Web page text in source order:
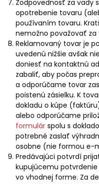
Zodpovednosť za vady
opotrebenie tovaru
používaním tovaru.
nemožno považovať
Reklamovaný tovar je
uvedenú nižšie avšak
doniesť na kontaktnú
zabaliť, aby počas
a odporúčame tovar
poistenú zásielku. K
dokladu o kúpe
alebo odporúčame
formulár spolu s
potrebné zaslať
osobne (nie formou e-
Predávajúci potvrdí
kupujúcemu
vo vhodnej forme. Za